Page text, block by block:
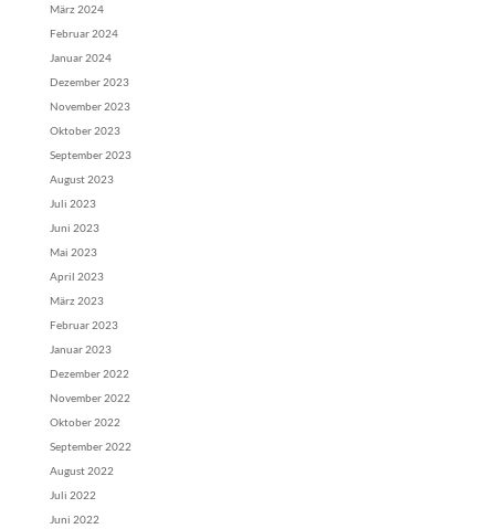
März 2024
Februar 2024
Januar 2024
Dezember 2023
November 2023
Oktober 2023
September 2023
August 2023
Juli 2023
Juni 2023
Mai 2023
April 2023
März 2023
Februar 2023
Januar 2023
Dezember 2022
November 2022
Oktober 2022
September 2022
August 2022
Juli 2022
Juni 2022